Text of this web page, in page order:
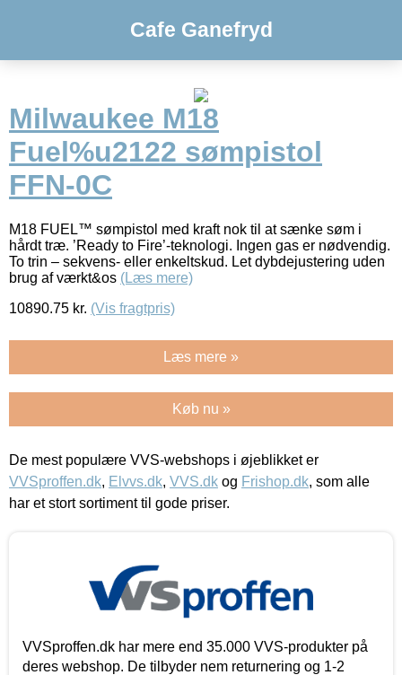
Cafe Ganefryd
Milwaukee M18
Fuel%u2122 sømpistol
FFN-0C
M18 FUEL™ sømpistol med kraft nok til at sænke søm i
hårdt træ. ’Ready to Fire’-teknologi. Ingen gas er nødvendig.
To trin – sekvens- eller enkeltskud. Let dybdejustering uden
brug af værkt&os (Læs mere)
10890.75 kr. (Vis fragtpris)
Læs mere »
Køb nu »
De mest populære VVS-webshops i øjeblikket er
VVSproffen.dk, Elvvs.dk, VVS.dk og Frishop.dk, som alle
har et stort sortiment til gode priser.
VVSproffen.dk har mere end 35.000 VVS-produkter på
deres webshop. De tilbyder nem returnering og 1-2